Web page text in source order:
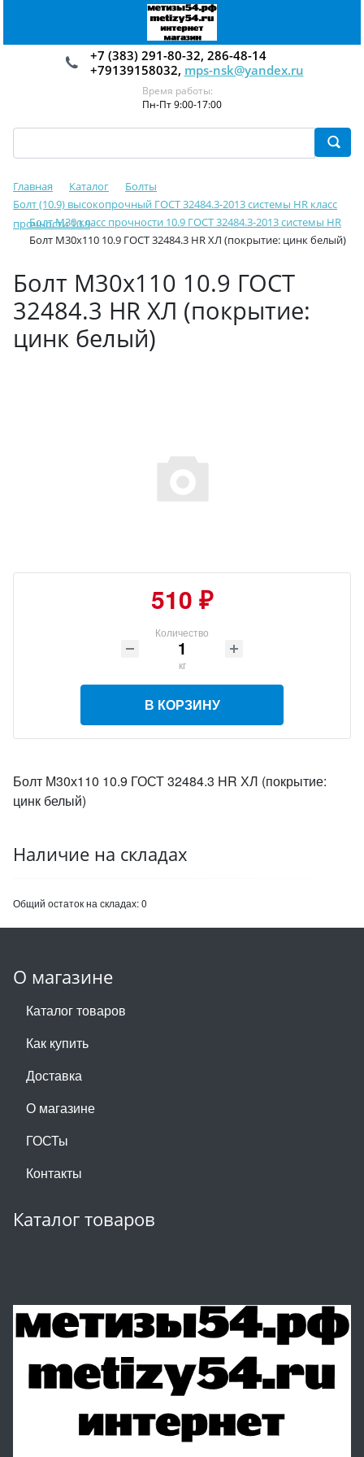
+7 (383) 291-80-32, 286-48-14
+79139158032, mps-nsk@yandex.ru
Время работы:
Пн-Пт 9:00-17:00
Главная Каталог
Болты
Болт (10.9) высокопрочный ГОСТ 32484.3-2013 системы HR класс
прочности 10.9
Болт М30 класс прочности 10.9 ГОСТ 32484.3-2013 системы HR
Болт М30х110 10.9 ГОСТ 32484.3 HR ХЛ (покрытие: цинк белый)
Болт М30х110 10.9 ГОСТ
32484.3 HR ХЛ (покрытие:
цинк белый)
510 ₽
Количество
кг
В КОРЗИНУ
Болт М30х110 10.9 ГОСТ 32484.3 HR ХЛ (покрытие:
цинк белый)
Наличие на складах
Общий остаток на складах:0
О магазине
Каталог товаров
Как купить
Доставка
О магазине
ГОСТы
Контакты
Каталог товаров